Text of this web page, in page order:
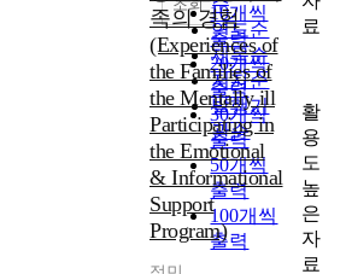
순
연도순
제목순
저자순
발행기
관순
10개씩
출력
20개씩
출력
30개씩
출력
50개씩
출력
100개씩
출력
조회
족의 경험
(Experiences of
the Families of
the Mentally ill
Participating in
the Emotional
& Informational
Support
Program)
료
활
용
도
높
은
자
료